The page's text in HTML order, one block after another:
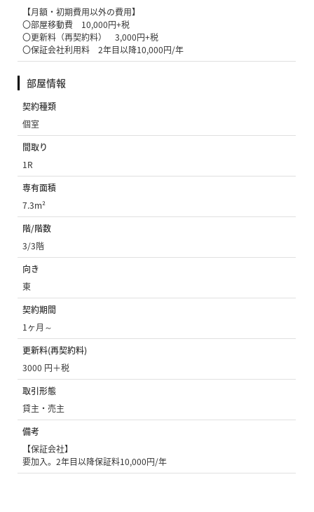
【月額・初期費用以外の費用】
〇部屋移動費 10,000円+税
〇更新料（再契約料） 3,000円+税
〇保証会社利用料 2年目以降10,000円/年
部屋情報
契約種類
個室
間取り
1R
専有面積
7.3m²
階/階数
3/3階
向き
東
契約期間
1ヶ月～
更新料(再契約料)
3000 円＋税
取引形態
貸主・売主
備考
【保証会社】
要加入。2年目以降保証料10,000円/年